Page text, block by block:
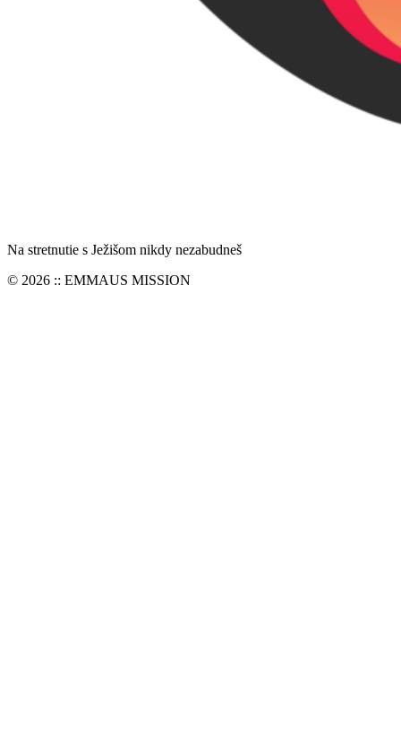
Na stretnutie s Ježišom nikdy nezabudneš
© 2026 :: EMMAUS MISSION